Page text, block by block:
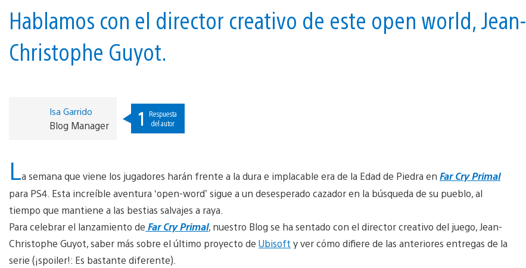
Hablamos con el director creativo de este open world, Jean-
Christophe Guyot.
Isa Garrido
Blog Manager 1
Respuesta
del autor
La semana que viene los jugadores harán frente a la dura e implacable era de la Edad de Piedra en Far Cry Primal
para PS4. Esta increíble aventura ‘open-word’ sigue a un desesperado cazador en la búsqueda de su pueblo, al
tiempo que mantiene a las bestias salvajes a raya.
Para celebrar el lanzamiento de Far Cry Primal, nuestro Blog se ha sentado con el director creativo del juego, Jean-
Christophe Guyot, saber más sobre el último proyecto de Ubisoft y ver cómo difiere de las anteriores entregas de la
serie (¡spoiler!: Es bastante diferente).